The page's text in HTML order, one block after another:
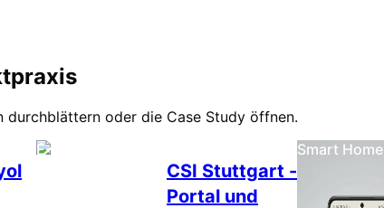
durchblättern oder die Case Study öffnen.
E-Commerce
CSI Stuttgart -
Portal und
Smart Home